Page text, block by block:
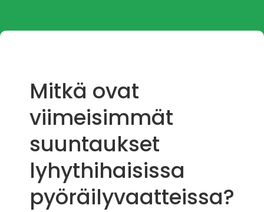
Mitkä ovat
viimeisimmät
suuntaukset
lyhythihaisissa
pyöräilyvaatteissa?